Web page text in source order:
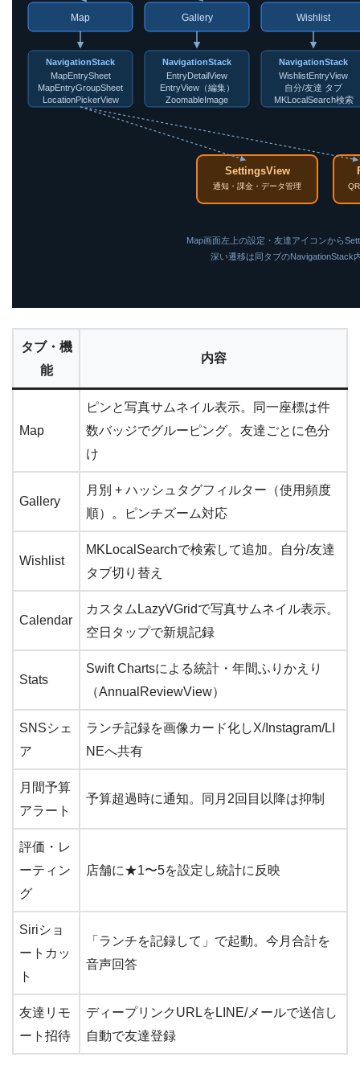
Map Gallery Wishlist
NavigationStack
MapEntrySheet
MapEntryGroupSheet
LocationPickerView
NavigationStack
EntryDetailView
EntryView（編集）
ZoomableImage
NavigationStack
WishlistEntryView
自分/友達 タブ
MKLocalSearch検索
SettingsView
通知・課金・データ管理
Map画面左上の設定・友達アイコンから
深い遷移は同タブのNavigationStack
タブ・機
能
内容
Map
ピンと写真サムネイル表示。同一座標は件
数バッジでグルーピング。友達ごとに色分
け
Gallery
月別 + ハッシュタグフィルター（使用頻度
順）。ピンチズーム対応
Wishlist
MKLocalSearchで検索して追加。自分/友達
タブ切り替え
Calendar
カスタムLazyVGridで写真サムネイル表示。
空日タップで新規記録
Stats
Swift Chartsによる統計・年間ふりかえり
（AnnualReviewView）
SNSシェ
ア
ランチ記録を画像カード化しX/Instagram/LI
NEへ共有
月間予算
アラート
予算超過時に通知。同月2回目以降は抑制
評価・レ
ーティン
グ
店舗に★1〜5を設定し統計に反映
Siriショ
ートカッ
ト
「ランチを記録して」で起動。今月合計を
音声回答
友達リモ
ート招待
ディープリンクURLをLINE/メールで送信し
自動で友達登録